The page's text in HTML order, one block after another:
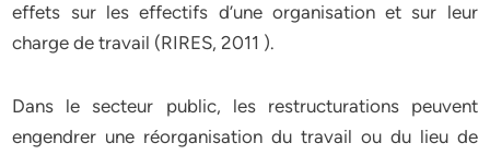
effets sur les effectifs d’une organisation et sur leur
charge de travail (RIRES, 2011 ).
Dans le secteur public, les restructurations peuvent
engendrer une réorganisation du travail ou du lieu de